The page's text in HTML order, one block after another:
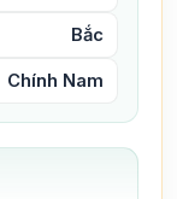
Bắc
Chính Nam